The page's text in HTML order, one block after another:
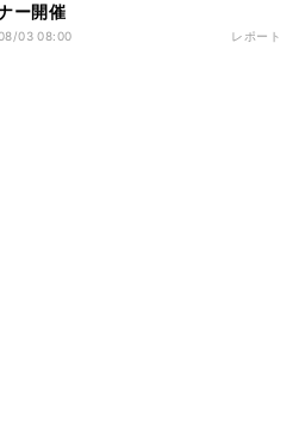
ー開催
03 08:00 レポート